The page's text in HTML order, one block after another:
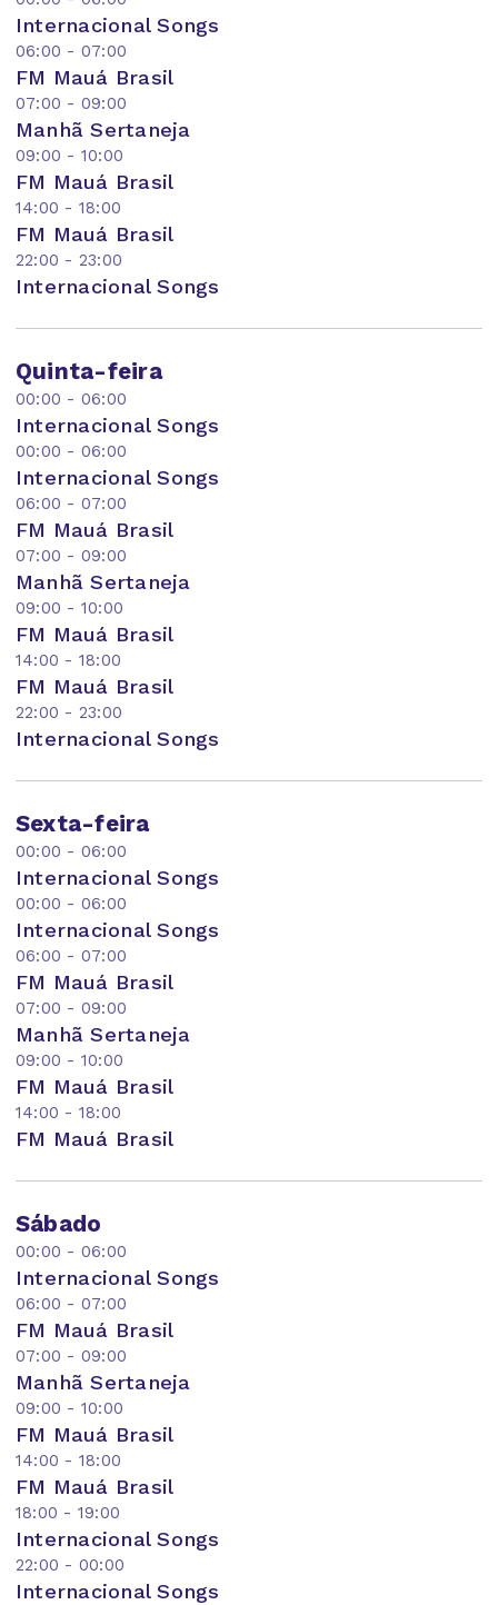
Internacional Songs
06:00 - 07:00
FM Mauá Brasil
07:00 - 09:00
Manhã Sertaneja
09:00 - 10:00
FM Mauá Brasil
14:00 - 18:00
FM Mauá Brasil
22:00 - 23:00
Internacional Songs
Quinta-feira
00:00 - 06:00
Internacional Songs
00:00 - 06:00
Internacional Songs
06:00 - 07:00
FM Mauá Brasil
07:00 - 09:00
Manhã Sertaneja
09:00 - 10:00
FM Mauá Brasil
14:00 - 18:00
FM Mauá Brasil
22:00 - 23:00
Internacional Songs
Sexta-feira
00:00 - 06:00
Internacional Songs
00:00 - 06:00
Internacional Songs
06:00 - 07:00
FM Mauá Brasil
07:00 - 09:00
Manhã Sertaneja
09:00 - 10:00
FM Mauá Brasil
14:00 - 18:00
FM Mauá Brasil
Sábado
00:00 - 06:00
Internacional Songs
06:00 - 07:00
FM Mauá Brasil
07:00 - 09:00
Manhã Sertaneja
09:00 - 10:00
FM Mauá Brasil
14:00 - 18:00
FM Mauá Brasil
18:00 - 19:00
Internacional Songs
22:00 - 00:00
Internacional Songs